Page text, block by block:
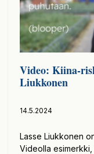
Video: Kiina-
Liukkonen
14.5.2024
Lasse Liukkonen
Videolla